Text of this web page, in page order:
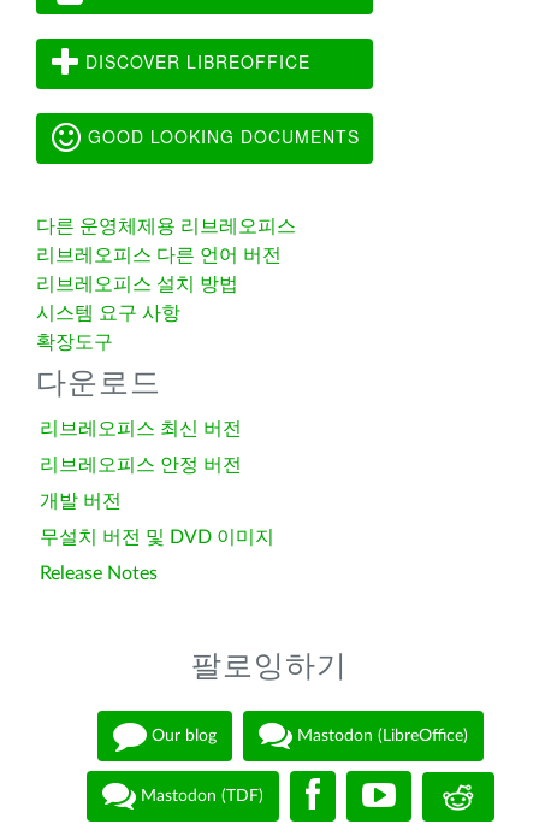
DISCOVER LIBREOFFICE
GOOD LOOKING DOCUMENTS
다른 운영체제용 리브레오피스
리브레오피스 다른 언어 버전
리브레오피스 설치 방법
시스템 요구 사항
확장도구
다운로드
리브레오피스 최신 버전
리브레오피스 안정 버전
개발 버전
무설치 버전 및 DVD 이미지
Release Notes
팔로잉하기
Our blog Mastodon (LibreOffice)
Mastodon (TDF)